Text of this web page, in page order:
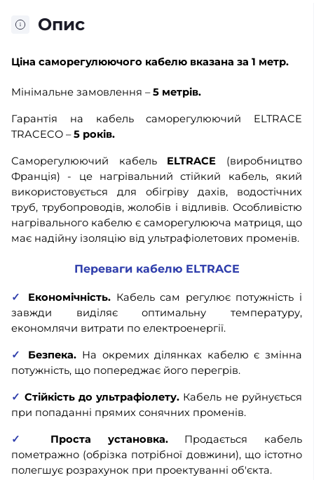
Опис
Ціна саморегулюючого кабелю вказана за 1 метр.
Мінімальне замовлення –5 метрів.
Гарантія на кабель саморегулюючий ELTRACE
TRACECO –5 років.
Саморегулюючий кабель ELTRACE (виробництво
Франція) - це нагрівальний стійкий кабель, який
використовується для обігріву дахів, водостічних
труб, трубопроводів, жолобів і відливів. Особливістю
нагрівального кабелю є саморегулююча матриця, що
має надійну ізоляцію від ультрафіолетових променів.
Переваги кабелю ELTRACE
✓ Економічність. Кабель сам регулює потужність і
завжди виділяє оптимальну температуру,
економлячи витрати по електроенергії.
✓ Безпека. На окремих ділянках кабелю є змінна
потужність, що попереджає його перегрів.
✓ Стійкість до ультрафіолету. Кабель не руйнується
при попаданні прямих сонячних променів.
✓ Проста установка.Продається кабель
пометражно (обрізка потрібної довжини), що істотно
полегшує розрахунок при проектуванні об'єкта.